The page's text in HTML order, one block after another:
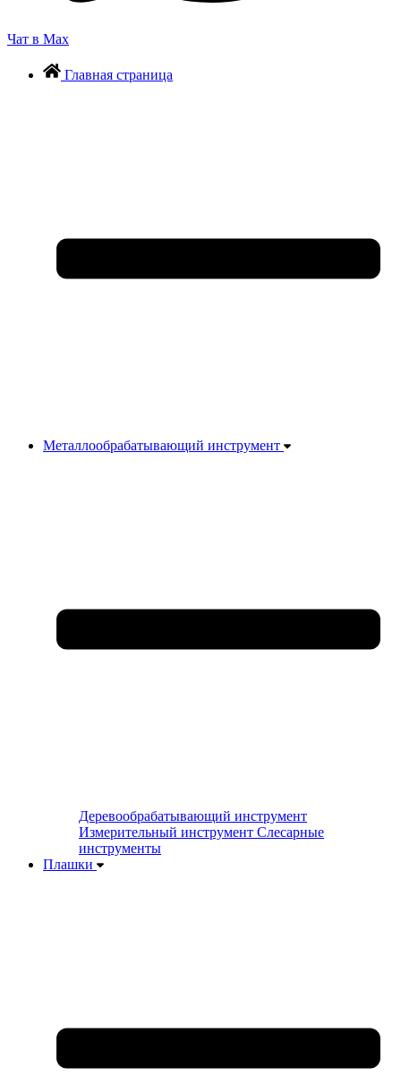
Чат в Max
Главная страница
Металлообрабатывающий инструмент
Деревообрабатывающий инструмент
Измерительный инструмент Слесарные
инструменты
Плашки